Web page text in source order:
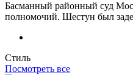
Басманный районный суд
полномочий. Шестун был
Стиль
Посмотреть все